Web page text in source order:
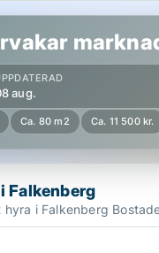
aug.
Ca. 80 m2 Ca. 11 500 kr.
Falkenberg
Lägenhet att hyra i